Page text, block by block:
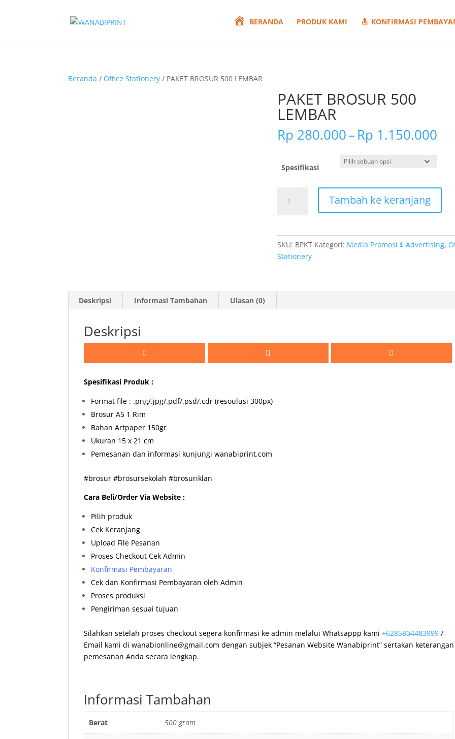
BERANDA PRODUK KAMI KONFIRMASI
Beranda / Office Stationery / PAKET BROSUR 500 LEMBAR
PAKET BROSUR 500
LEMBAR
Rp 280.000–Rp 1.150.000
Spesifikasi
PAKET
Tambah ke keranjang
SKU: BPKT Kategori: Media Promosi $ Advertising,
Stationery
Deskripsi Informasi Tambahan Ulasan (0)
Deskripsi
Spesifikasi Produk :
Format file : .png/.jpg/.pdf/.psd/.cdr (resoulusi 300px)
Brosur A5 1 Rim
Bahan Artpaper 150gr
Ukuran 15 x 21 cm
Pemesanan dan informasi kunjungi wanabiprint.com
#brosur #brosursekolah #brosuriklan
Cara Beli/Order Via Website :
Pilih produk
Cek Keranjang
Upload File Pesanan
Proses Checkout Cek Admin
Konfirmasi Pembayaran
Cek dan Konfirmasi Pembayaran oleh Admin
Proses produksi
Pengiriman sesuai tujuan
Silahkan setelah proses checkout segera konfirmasi ke admin melalui Whatsappp kami+6285804483999 /
Email kami di wanabionline@gmail.com dengan subjek “Pesanan Website Wanabiprint” sertakan keterangan
pemesanan Anda secara lengkap.
Informasi Tambahan
Berat 500 gram